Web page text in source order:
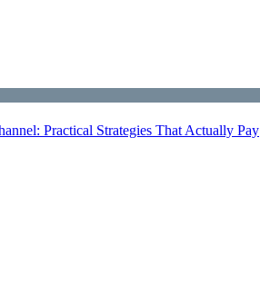
Practical Strategies That Actually Pay